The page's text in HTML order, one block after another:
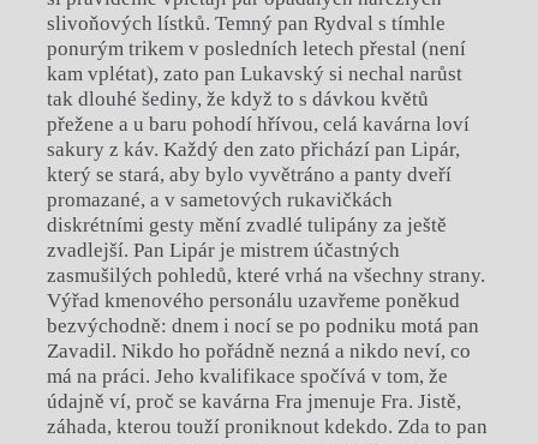
slivoňových lístků. Temný pan Rydval s tímhle
ponurým trikem v posledních letech přestal (není
kam vplétat), zato pan Lukavský si nechal narůst
tak dlouhé šediny, že když to s dávkou květů
přežene a u baru pohodí hřívou, celá kavárna loví
sakury z káv. Každý den zato přichází pan Lipár,
který se stará, aby bylo vyvětráno a panty dveří
promazané, a v sametových rukavičkách
diskrétními gesty mění zvadlé tulipány za ještě
zvadlejší. Pan Lipár je mistrem účastných
zasmušilých pohledů, které vrhá na všechny strany.
Výřad kmenového personálu uzavřeme poněkud
bezvýchodně: dnem i nocí se po podniku motá pan
Zavadil. Nikdo ho pořádně nezná a nikdo neví, co
má na práci. Jeho kvalifikace spočívá v tom, že
údajně ví, proč se kavárna Fra jmenuje Fra. Jistě,
záhada, kterou touží proniknout kdekdo. Zda to pan